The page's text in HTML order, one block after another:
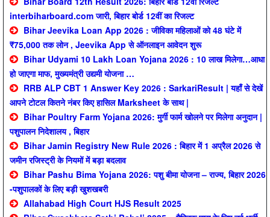
interbiharboard.com जारी, बिहार बोर्ड 12वीं का रिजल्ट
Bihar Jeevika Loan App 2026 : जीविका महिलाओं को 48 घंटे में
₹75,000 तक लोन , Jeevika App से ऑनलाइन आवेदन शुरू
Bihar Udyami 10 Lakh Loan Yojana 2026 : 10 लाख मिलेगा…आधा
हो जाएगा माफ, मुख्यमंत्री उद्यमी योजना …
RRB ALP CBT 1 Answer Key 2026 : SarkariResult | यहाँ से देखें
आपने टोटल कितने नंबर किए हासिल Marksheet के साथ |
Bihar Poultry Farm Yojana 2026: मुर्गी फार्म खोलने पर मिलेगा अनुदान |
पशुपालन निदेशालय , बिहार
Bihar Jamin Registry New Rule 2026 : बिहार में 1 अप्रैल 2026 से
जमीन रजिस्ट्री के नियमों में बड़ा बदलाव
Bihar Pashu Bima Yojana 2026: पशु बीमा योजना – राज्य, बिहार 2026
-पशुपालकों के लिए बड़ी खुशखबरी
Allahabad High Court HJS Result 2025